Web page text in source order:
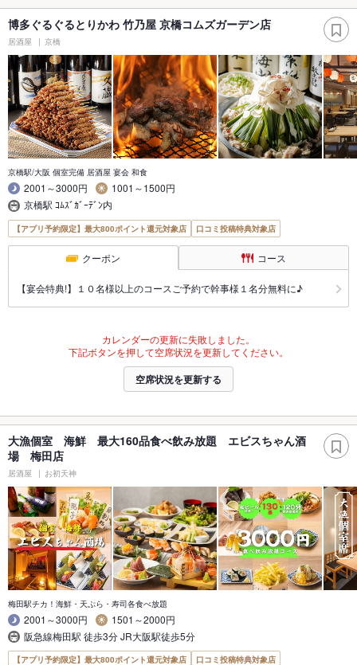
博多ぐるぐるとりかわ 竹乃屋 京橋コムズガーデン店
居酒屋 京橋
京橋駅/大阪 個室完備 居酒屋 宴会 和食
2001～3000円
1001～1500円
京橋駅 ｺﾑｽﾞｶﾞｰﾃﾞﾝ内
【アプリ予約限定】最大800ポイント還元対象店 口コミ投稿特典対象店
クーポン コース
【宴会特典!】１０名様以上のコースご予約で幹事様１名分無料に♪
カレンダーの更新に失敗しました。
下記ボタンを押して空席状況を更新してください。
空席状況を更新する
大漁個室 海鮮 最大160品食べ飲み放題 エビスちゃん酒
場 梅田店
居酒屋 お初天神
梅田駅チカ！海鮮・天ぷら・寿司各食べ放題
2001～3000円
1501～2000円
阪急線梅田駅 徒歩3分 JR大阪駅徒歩5分
【アプリ予約限定】最大800ポイント還元対象店
口コミ投稿特典対象店